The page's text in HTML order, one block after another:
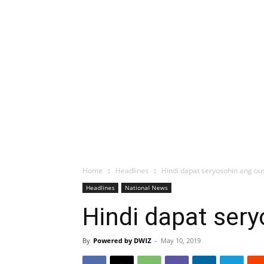
Home Headlines Hindi dapat seryosohin ang
Headlines National News
Hindi dapat
By Powered by DWIZ - May 10, 2019